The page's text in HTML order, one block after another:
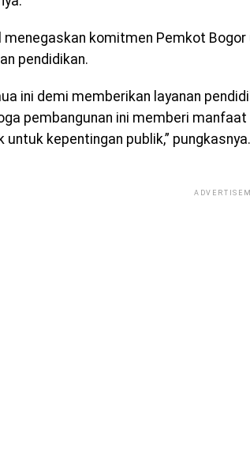
menegaskan komitmen Pemkot
pendidikan.
ini demi memberikan layanan
pembangunan ini memberi
untuk kepentingan publik,”